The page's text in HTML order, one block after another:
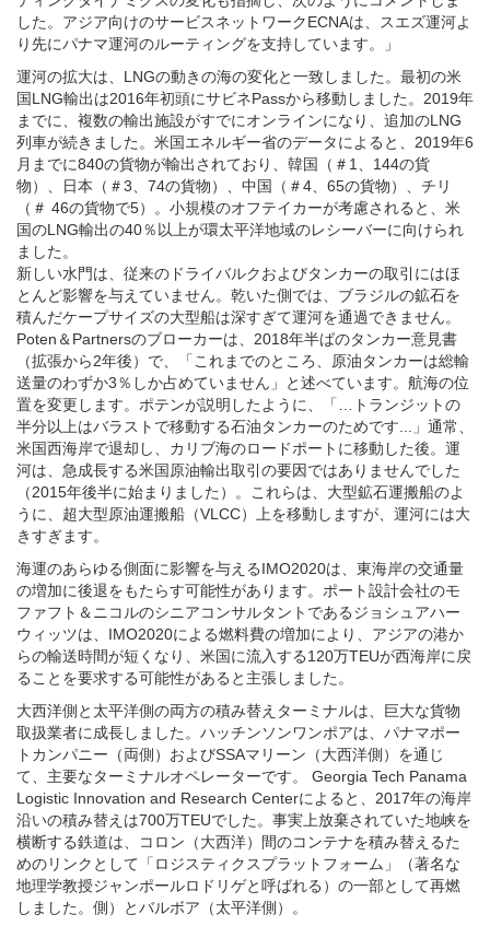
運河の拡大は、LNGの動きの海の変化と一致しました。最初の米
国LNG輸出は2016年初頭にサビネPassから移動しました。2019年
までに、複数の輸出施設がすでにオンラインになり、追加のLNG
列車が続きました。米国エネルギー省のデータによると、2019年6
月までに840の貨物が輸出されており、韓国（＃1、144の貨
物）、日本（＃3、74の貨物）、中国（＃4、65の貨物）、チリ
（＃ 46の貨物で5）。小規模のオフテイカーが考慮されると、米
国のLNG輸出の40％以上が環太平洋地域のレシーバーに向けられ
ました。
新しい水門は、従来のドライバルクおよびタンカーの取引にはほ
とんど影響を与えていません。乾いた側では、ブラジルの鉱石を
積んだケープサイズの大型船は深すぎて運河を通過できません。
Poten＆Partnersのブローカーは、2018年半ばのタンカー意見書
（拡張から2年後）で、「これまでのところ、原油タンカーは総輸
送量のわずか3％しか占めていません」と述べています。航海の位
置を変更します。ポテンが説明したように、「…トランジットの
半分以上はバラストで移動する石油タンカーのためです...」通常、
米国西海岸で退却し、カリブ海のロードポートに移動した後。運
河は、急成長する米国原油輸出取引の要因ではありませんでした
（2015年後半に始まりました）。これらは、大型鉱石運搬船のよ
うに、超大型原油運搬船（VLCC）上を移動しますが、運河には大
きすぎます。
海運のあらゆる側面に影響を与えるIMO2020は、東海岸の交通量
の増加に後退をもたらす可能性があります。ポート設計会社のモ
ファフト＆ニコルのシニアコンサルタントであるジョシュアハー
ウィッツは、IMO2020による燃料費の増加により、アジアの港か
らの輸送時間が短くなり、米国に流入する120万TEUが西海岸に戻
ることを要求する可能性があると主張しました。
大西洋側と太平洋側の両方の積み替えターミナルは、巨大な貨物
取扱業者に成長しました。ハッチンソンワンポアは、パナマポー
トカンパニー（両側）およびSSAマリーン（大西洋側）を通じ
て、主要なターミナルオペレーターです。 Georgia Tech Panama
Logistic Innovation and Research Centerによると、2017年の海岸
沿いの積み替えは700万TEUでした。事実上放棄されていた地峡を
横断する鉄道は、コロン（大西洋）間のコンテナを積み替えるた
めのリンクとして「ロジスティクスプラットフォーム」（著名な
地理学教授ジャンポールロドリゲと呼ばれる）の一部として再燃
しました。側）とバルボア（太平洋側）。
1998年、パナマ人への運河の引き渡しの直前に、米国を拠点とす
るカンザスシティ南部鉄道（NYSE-「KSU」）と、ゴム製のタイ